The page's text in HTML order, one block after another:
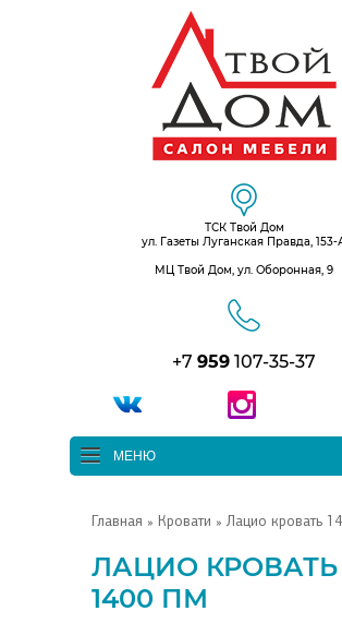
ТСК Твой Дом
ул. Газеты Луганская Правда, 153-
МЦ Твой Дом, ул. Оборонная, 9
+7 959 107-35-37
МЕНЮ
Главная » Кровати » Лацио кровать
ЛАЦИО КРОВАТЬ
1400 ПМ